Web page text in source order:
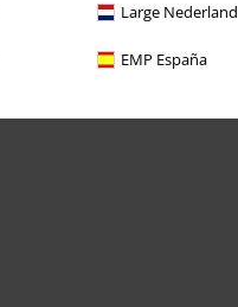
Large Nederland
EMP España